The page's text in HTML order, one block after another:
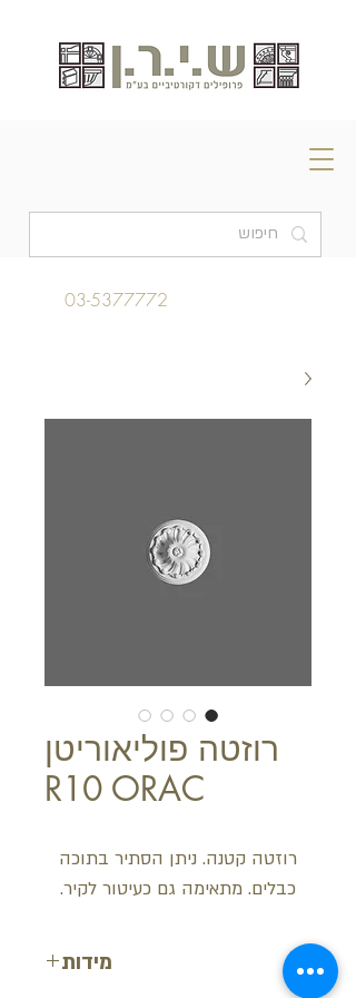
03-5377772
רוזטה פוליאוריטן
R10 ORAC
רוזטה קטנה. ניתן הסתיר בתוכה
כבלים. מתאימה גם כעיטור לקיר.
מידות